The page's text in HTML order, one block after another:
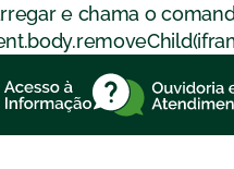
e chama o